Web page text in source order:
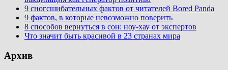
9 сногсшибательных фактов от читателей Bored Panda
9 фактов, в которые невозможно поверить
8 способов вернуться в сон: ноу-хау от экспертов
Что значит быть красивой в 23 странах мира
Архив